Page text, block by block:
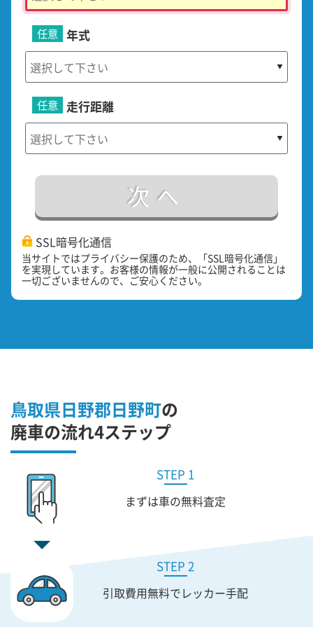
年式
任意
走行距離
任意
次へ
SSL暗号化通信
当サイトではプライバシー保護のため、「SSL暗号化通信」
を実現しています。お客様の情報が一般に公開されることは
一切ございませんので、ご安心ください。
鳥取県日野郡日野町の
廃車の流れ4ステップ
STEP 1
まずは車の無料査定
STEP 2
引取費用無料でレッカー手配